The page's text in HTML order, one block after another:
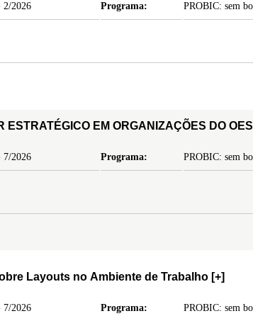
2/2026 Programa: PROBIC: sem
EM ORGANIZAÇÕES DO
7/2026 Programa: PROBIC: sem
Layouts no Ambiente de Trabalho [+]
7/2026 Programa: PROBIC: sem